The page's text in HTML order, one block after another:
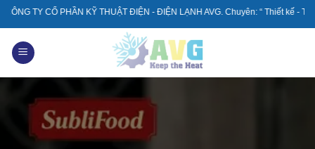
Skip
to
content
KỸ THUẬT ĐIỆN - ĐIỆN LẠNH AVG. Chuyên: “ Thiết kế - Thi Công - Sửa chữa -